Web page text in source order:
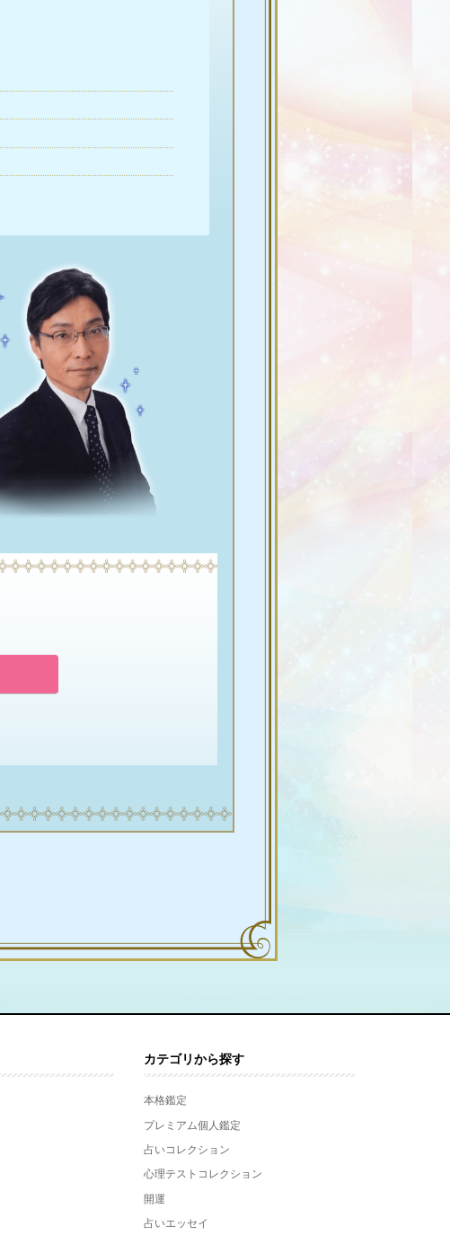
カテゴリから探す
本格鑑定
プレミアム個人鑑定
占いコレクション
心理テストコレクション
開運
占いエッセイ